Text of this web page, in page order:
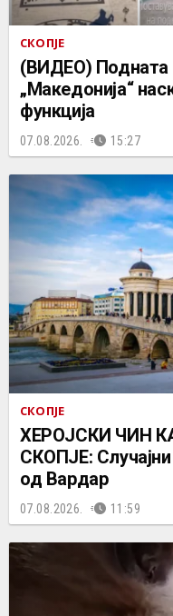
СКОПЈЕ
(ВИДЕО) Подната
„Македонија“
функција
07.08.2026. 15:27
СКОПЈЕ
ХЕРОЈСКИ ЧИН
СКОПЈЕ:
од Вардар
07.08.2026. 11:59